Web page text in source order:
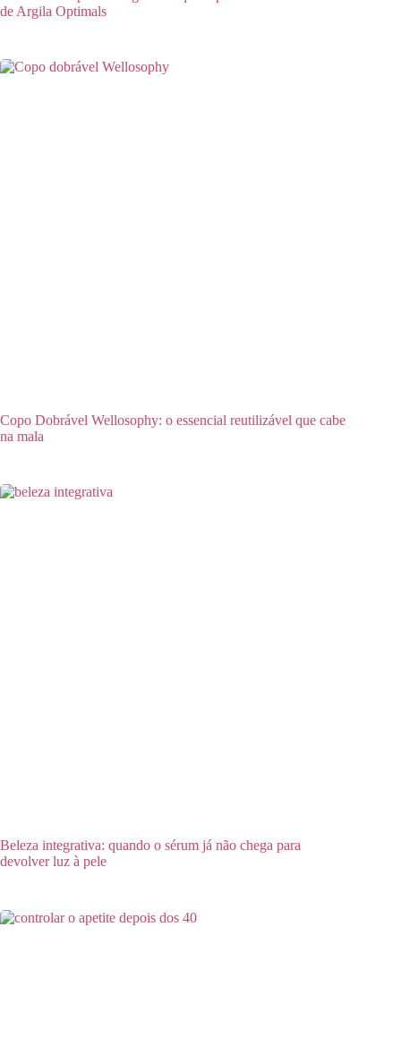
de Argila Optimals
Copo Dobrável Wellosophy: o essencial reutilizável que cabe
na mala
Beleza integrativa: quando o sérum já não chega para
devolver luz à pele